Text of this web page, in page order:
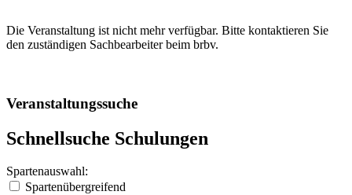
Die Veranstaltung ist nicht mehr verfügbar. Bitte kontaktieren Sie
den zuständigen Sachbearbeiter beim brbv.
Veranstaltungssuche
Schnellsuche Schulungen
Spartenauswahl:
Spartenübergreifend